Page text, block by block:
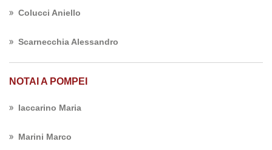
Colucci Aniello
Scarnecchia Alessandro
NOTAI A POMPEI
Iaccarino Maria
Marini Marco